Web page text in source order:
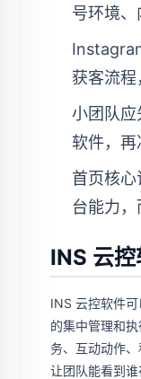
号环境、
获客流程
小团队应
软件，再
首页核心
台能力，
INS 云
INS 云控软件
的集中管理和
务、互动动作、
让团队能看到谁